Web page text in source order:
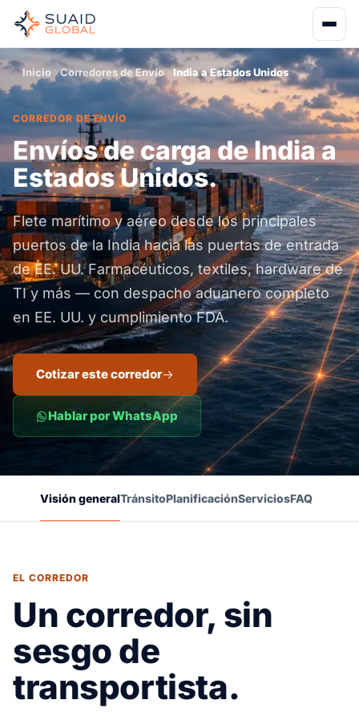
Inicio Corredores de Envío India a Estados Unidos
CORREDOR DE ENVÍO
Envíos de carga de India a
Estados Unidos.
Flete marítimo y aéreo desde los principales
puertos de la India hacia las puertas de entrada
de EE. UU. Farmacéuticos, textiles, hardware de
TI y más — con despacho aduanero completo
en EE. UU. y cumplimiento FDA.
Cotizar este corredor
Hablar por WhatsApp
Visión generalTránsitoPlanificaciónServiciosFAQ
EL CORREDOR
Un corredor, sin
sesgo de
transportista.